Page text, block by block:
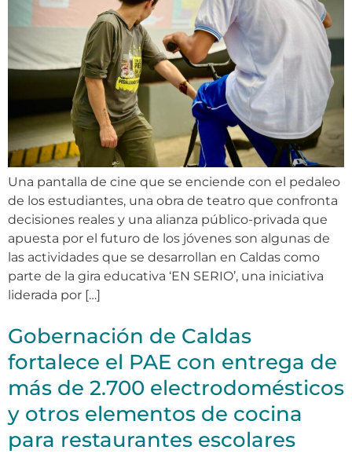
Una pantalla de cine que se enciende con el pedaleo
de los estudiantes, una obra de teatro que confronta
decisiones reales y una alianza público-privada que
apuesta por el futuro de los jóvenes son algunas de
las actividades que se desarrollan en Caldas como
parte de la gira educativa ‘EN SERIO’, una iniciativa
liderada por […]
Gobernación de Caldas
fortalece el PAE con entrega de
más de 2.700 electrodomésticos
y otros elementos de cocina
para restaurantes escolares